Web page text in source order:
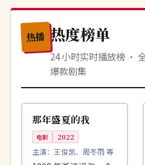
热播 热度榜单
24 小时实时播放榜 ·
爆款剧集
中国
99:42
那年盛夏的我
电影 2022
主演： 王俊凯、周冬雨 等